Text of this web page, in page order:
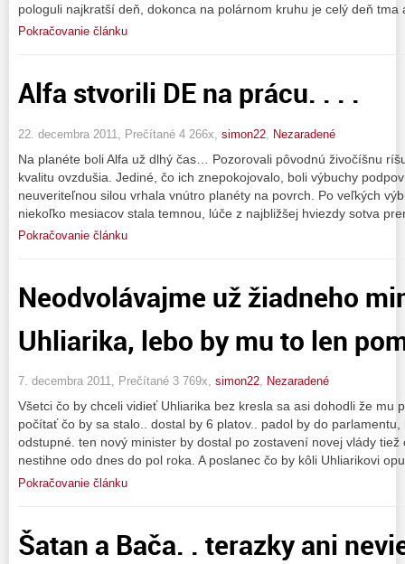
pologuli najkratší deň, dokonca na polárnom kruhu je celý deň
Pokračovanie článku
Alfa stvorili DE na prácu. . . .
22. decembra 2011, Prečítané 4 266x, simon22 Nezaradené
Na planéte boli Alfa už dlhý čas… Pozorovali pôvodnú živočíšnu
kvalitu ovzdušia. Jediné, čo ich znepokojovalo, boli výbuchy
neuveriteľnou silou vrhala vnútro planéty na povrch. Po veľkých
niekoľko mesiacov stala temnou, lúče z najbližšej hviezdy sotva
Pokračovanie článku
Neodvolávajme už žiadneho
Uhliarika, lebo by mu to len
7. decembra 2011, Prečítané 3 769x, simon22, Nezaradené
Všetci čo by chceli vidieť Uhliarika bez kresla sa asi dohodli že mu
počítať čo by sa stalo.. dostal by 6 platov.. padol by do
odstupné. ten nový minister by dostal po zostavení novej vlády
nestihne odo dnes do pol roka. A poslanec čo by kôli Uhliarikovi
Pokračovanie článku
Šatan a Bača. . terazky ani